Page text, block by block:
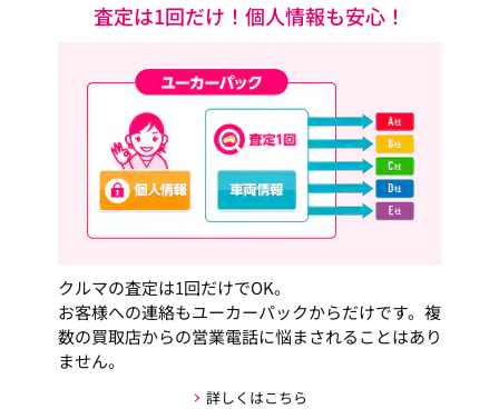
査定は1回だけ！個人情報も安心！
クルマの査定は1回だけでOK。
お客様への連絡もユーカーパックからだけです。複
数の買取店からの営業電話に悩まされることはあり
ません。
詳しくはこちら